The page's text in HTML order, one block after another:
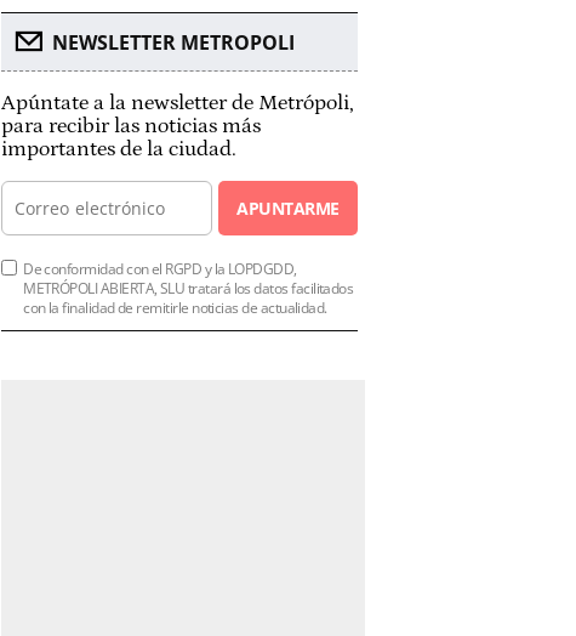
NEWSLETTER METROPOLI
Apúntate a la newsletter de Metrópoli,
para recibir las noticias más
importantes de la ciudad.
APUNTARME
De conformidad con el RGPD y la LOPDGDD,
METRÓPOLI ABIERTA, SLU tratará los datos facilitados
con la finalidad de remitirle noticias de actualidad.